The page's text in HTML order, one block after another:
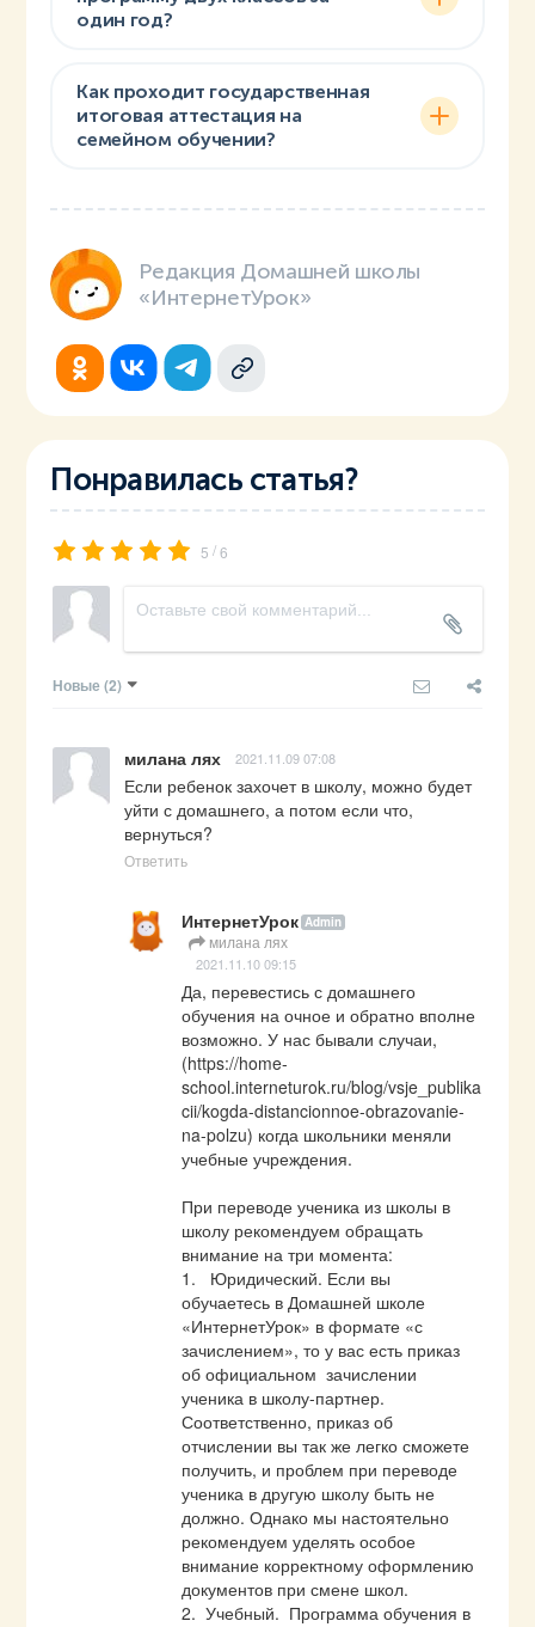
один год?
Как проходит государственная
итоговая аттестация на
семейном обучении?
Редакция Домашней школы
«ИнтернетУрок»
Понравилась статья?
5 /6
Новые (2)
милана лях 2021.11.09 07:08
Если ребенок захочет в школу, можно будет
уйти с домашнего, а потом если что,
вернуться?
Ответить
ИнтернетУрок Admin
милана лях
2021.11.10 09:15
Да, перевестись с домашнего
обучения на очное и обратно вполне
возможно. У нас бывали случаи,
(https://home-
school.interneturok.ru/blog/vsje_publika
cii/kogda-distancionnoe-obrazovanie-
na-polzu) когда школьники меняли
учебные учреждения.
При переводе ученика из школы в
школу рекомендуем обращать
внимание на три момента:
1.   Юридический. Если вы
обучаетесь в Домашней школе
«ИнтернетУрок» в формате «с
зачислением», то у вас есть приказ
об официальном  зачислении
ученика в школу-партнер.
Соответственно, приказ об
отчислении вы так же легко сможете
получить, и проблем при переводе
ученика в другую школу быть не
должно. Однако мы настоятельно
рекомендуем уделять особое
внимание корректному оформлению
документов при смене школ.
2.  Учебный.  Программа обучения в